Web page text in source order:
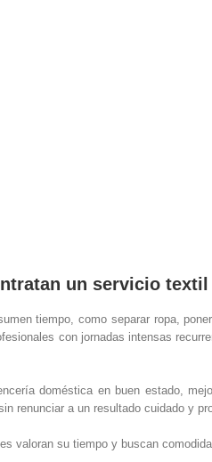
un servicio
tiempo, como separar ropa,
con jornadas intensas
doméstica en buen estado,
renunciar a un resultado cuidado y
valoran su tiempo y buscan